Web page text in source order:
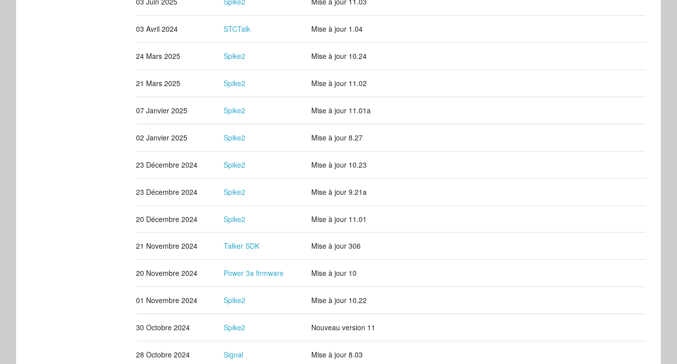
03 Avril 2024 STCTalk Mise à jour 1.04
24 Mars 2025 Spike2 Mise à jour 10.24
21 Mars 2025 Spike2 Mise à jour 11.02
07 Janvier 2025 Spike2 Mise à jour 11.01a
02 Janvier 2025 Spike2 Mise à jour 8.27
23 Décembre 2024 Spike2 Mise à jour 10.23
23 Décembre 2024 Spike2 Mise à jour 9.21a
20 Décembre 2024 Spike2 Mise à jour 11.01
21 Novembre 2024 Talker SDK Mise à jour 306
20 Novembre 2024 Power 3a firmware Mise à jour 10
01 Novembre 2024 Spike2 Mise à jour 10.22
30 Octobre 2024 Spike2 Nouveau version 11
28 Octobre 2024 Signal Mise à jour 8.03